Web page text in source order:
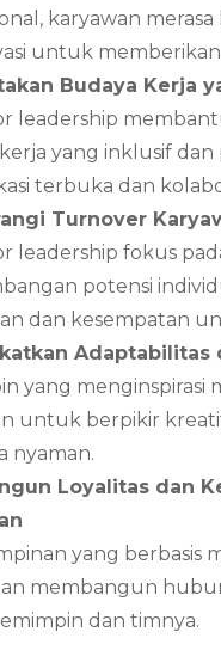
karyawan merasa
untuk memberikan
Budaya Kerja
leadership
yang inklusif dan
terbuka dan
Turnover
leadership fokus
potensi
dan kesempatan
Adaptabilitas
yang menginspirasi
untuk berpikir
nyaman.
Loyalitas dan
yang berbasis
membangun
dan timnya.